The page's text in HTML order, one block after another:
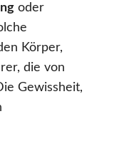
oder
Körper,
die von
Gewissheit,